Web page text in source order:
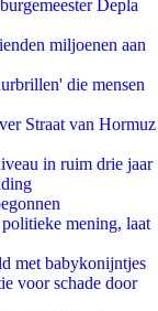
Depla
miljoenen aan
die mensen
Straat van Hormuz
in ruim drie jaar
politieke mening, laat
met babykonijntjes
voor schade door